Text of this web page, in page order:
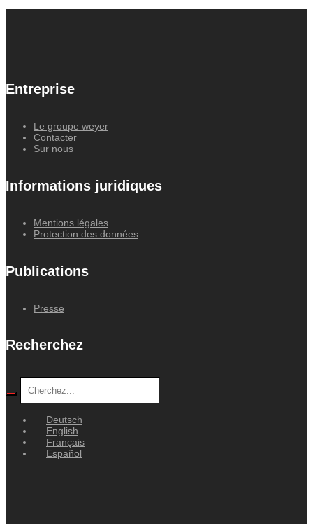
Entreprise
Le groupe weyer
Contacter
Sur nous
Informations juridiques
Mentions légales
Protection des données
Publications
Presse
Recherchez
Deutsch
English
Français
Español